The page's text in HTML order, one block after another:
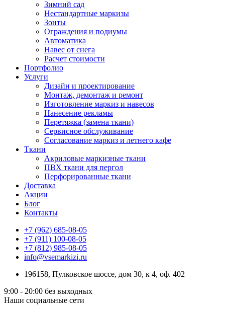
Зимний сад
Нестандартные маркизы
Зонты
Ограждения и подиумы
Автоматика
Навес от снега
Расчет стоимости
Портфолио
Услуги
Дизайн и проектирование
Монтаж, демонтаж и ремонт
Изготовление маркиз и навесов
Нанесение рекламы
Перетяжка (замена ткани)
Сервисное обслуживание
Согласование маркиз и летнего кафе
Ткани
Акриловые маркизные ткани
ПВХ ткани для пергол
Перфорированные ткани
Доставка
Акции
Блог
Контакты
+7 (962) 685-08-05
+7 (911) 100-08-05
+7 (812) 985-08-05
info@vsemarkizi.ru
196158, Пулковское шоссе, дом 30, к 4, оф. 402
9:00 - 20:00 без выходных
Наши социальные сети